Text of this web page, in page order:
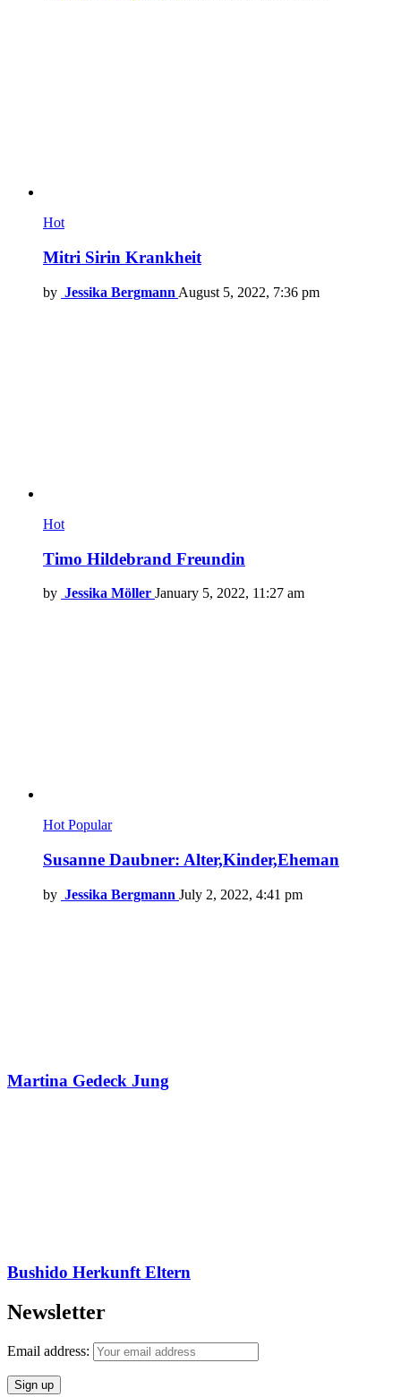
Hot
Mitri Sirin Krankheit
by Jessika Bergmann August 5, 2022, 7:36 pm
Hot
Timo Hildebrand Freundin
by Jessika Möller January 5, 2022, 11:27 am
Hot Popular
Susanne Daubner: Alter,Kinder,Eheman
by Jessika Bergmann July 2, 2022, 4:41 pm
Martina Gedeck Jung
Bushido Herkunft Eltern
Newsletter
Email address: